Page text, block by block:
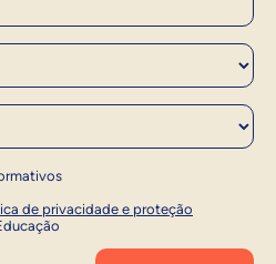
de privacidade e proteção